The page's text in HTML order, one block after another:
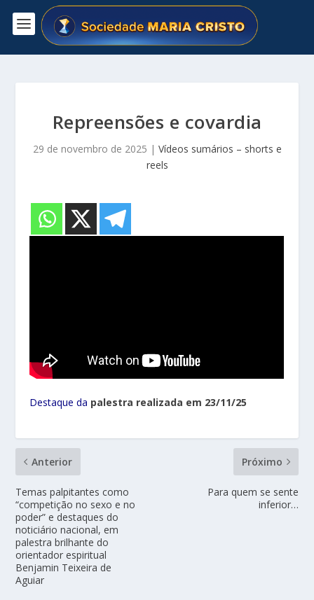
Repreensões e covardia
29 de novembro de 2025 | Vídeos sumários – shorts e
reels
Destaque da palestra realizada em 23/11/25
Anterior
Temas palpitantes como
“competição no sexo e no
poder” e destaques do
noticiário nacional, em
palestra brilhante do
orientador espiritual
Benjamin Teixeira de
Aguiar
Próximo
Para quem se sente
inferior…